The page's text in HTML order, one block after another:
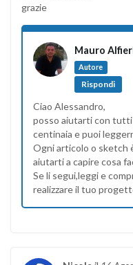
grazie
Mauro
Autore
Rispondi
Ciao Alessandro,
posso aiutarti con tutti
centinaia e puoi
Ogni articolo o sketch
aiutarti a capire cosa
Se li segui,leggi e
realizzare il tuo